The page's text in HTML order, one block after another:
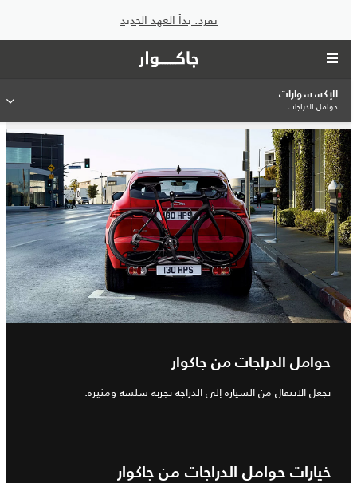
تفرد. بدأ العهد الجديد
الإكسسوارات
حوامل الدراجات
حوامل الدراجات من جاكوار
تجعل الانتقال من السيارة إلى الدراجة تجربة سلسة ومثيرة.
خيارات حوامل الدراجات من جاكوار